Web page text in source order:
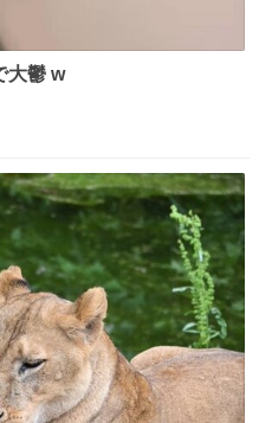
大鬱 w